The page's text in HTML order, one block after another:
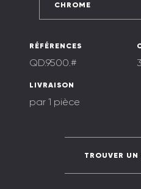
CHROME
RÉFÉRENCES
QD.9500.#
LIVRAISON
par 1 pièce
TROUVER UN